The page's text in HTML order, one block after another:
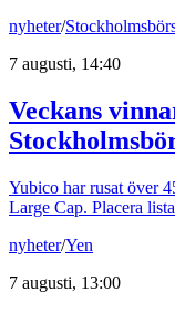
nyheter/
7 augusti, 14:40
Veckans
Yubico har rusat över
Large Cap. Placera
nyheter/Yen
7 augusti, 13:00